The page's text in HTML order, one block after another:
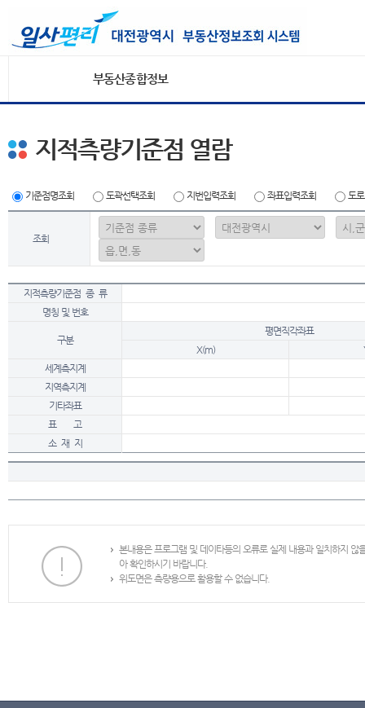
부동산종합정보
지적측량기준점 열람
기준점명조회 도곽선택조회 지번입력조회 좌표입력조회 도
조회
지적측량기준점 종 류
명칭 및 번호
구분
평면직각좌표
X(m)
세계측지계
지역측지계
기타좌표
표 고
소 재 지
본내용은 프로그램 및 데이타등의 오류로 실제 내용과 일치하지
아 확인하시기 바랍니다.
위도면은 측량용으로 활용할 수 없습니다.